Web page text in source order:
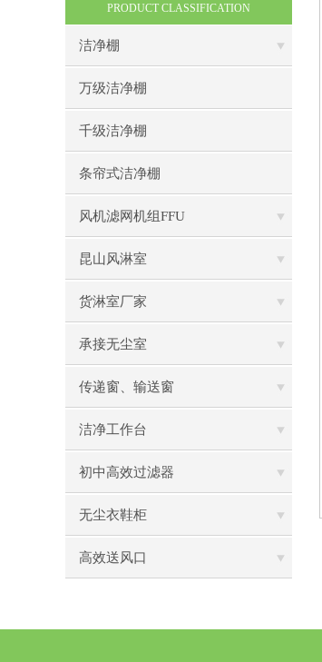
PRODUCT CLASSIFICATION
洁净棚
万级洁净棚
千级洁净棚
条帘式洁净棚
风机滤网机组FFU
昆山风淋室
货淋室厂家
承接无尘室
传递窗、输送窗
洁净工作台
初中高效过滤器
无尘衣鞋柜
高效送风口